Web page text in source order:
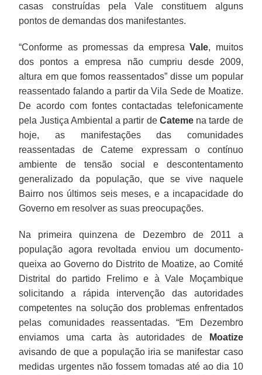
casas construídas pela Vale constituem alguns
pontos de demandas dos manifestantes.
“Conforme as promessas da empresaVale, muitos
dos pontos a empresa não cumpriu desde 2009,
altura em que fomos reassentados” disse um popular
reassentado falando a partir da Vila Sede de Moatize.
De acordo com fontes contactadas telefonicamente
pela Justiça Ambiental a partir de Cateme na tarde de
hoje, as manifestações das comunidades
reassentadas de Cateme expressam o contínuo
ambiente de tensão social e descontentamento
generalizado da população, que se vive naquele
Bairro nos últimos seis meses, e a incapacidade do
Governo em resolver as suas preocupações.
Na primeira quinzena de Dezembro de 2011 a
população agora revoltada enviou um documento-
queixa ao Governo do Distrito de Moatize, ao Comité
Distrital do partido Frelimo e à Vale Moçambique
solicitando a rápida intervenção das autoridades
competentes na solução dos problemas enfrentados
pelas comunidades reassentadas. “Em Dezembro
enviamos uma carta às autoridades de
Moatize
avisando de que a população iria se manifestar caso
medidas urgentes não fossem tomadas até ao dia 10